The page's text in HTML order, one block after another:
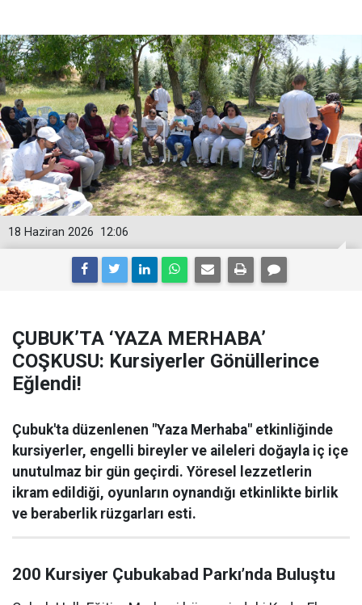
12:06
18 Haziran 2026
ÇUBUK’TA ‘YAZA MERHABA’
COŞKUSU: Kursiyerler Gönüllerince
Eğlendi!
Çubuk'ta düzenlenen "Yaza Merhaba" etkinliğinde
kursiyerler, engelli bireyler ve aileleri doğayla iç içe
unutulmaz bir gün geçirdi. Yöresel lezzetlerin
ikram edildiği, oyunların oynandığı etkinlikte birlik
ve beraberlik rüzgarları esti.
200 Kursiyer Çubukabad Parkı’nda Buluştu